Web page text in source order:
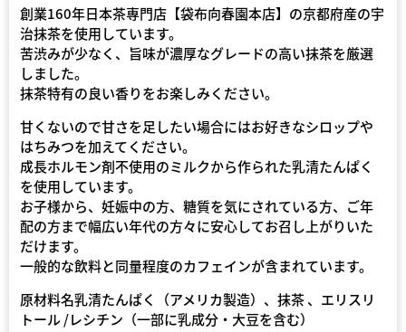
創業160年日本茶専門店【袋布向春園本店】の京都府産の宇
治抹茶を使用しています。
苦渋みが少なく、旨味が濃厚なグレードの高い抹茶を厳選
しました。
抹茶特有の良い香りをお楽しみください。
甘くないので甘さを足したい場合にはお好きなシロップや
はちみつを加えてください。
成長ホルモン剤不使用のミルクから作られた乳清たんぱく
を使用しています。
お子様から、妊娠中の方、糖質を気にされている方、ご年
配の方まで幅広い年代の方々に安心してお召し上がりいた
だけます。
一般的な飲料と同量程度のカフェインが含まれています。
原材料名乳清たんぱく（アメリカ製造）、抹茶 、エリスリ
トール /レシチン（一部に乳成分・大豆を含む）